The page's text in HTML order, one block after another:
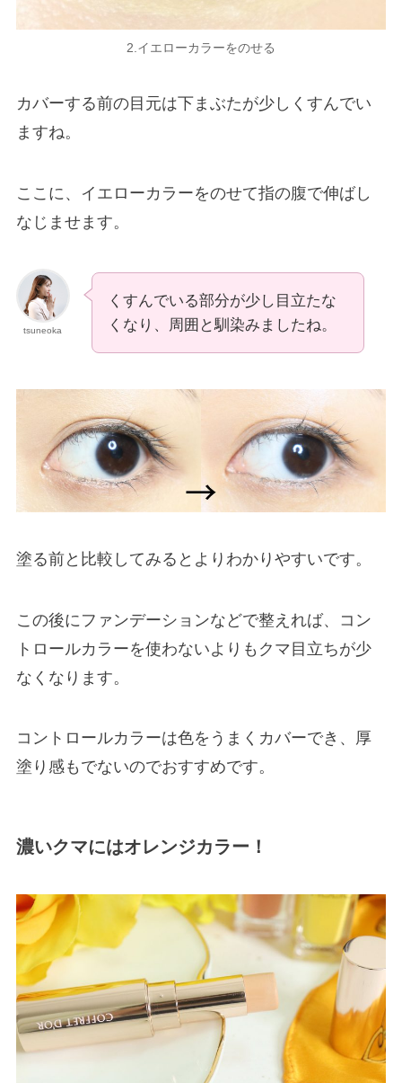
2.イエローカラーをのせる
カバーする前の目元は下まぶたが少しくすんでい
ますね。
ここに、イエローカラーをのせて指の腹で伸ばし
なじませます。
tsuneoka
くすんでいる部分が少し目立たな
くなり、周囲と馴染みましたね。
塗る前と比較してみるとよりわかりやすいです。
この後にファンデーションなどで整えれば、コン
トロールカラーを使わないよりもクマ目立ちが少
なくなります。
コントロールカラーは色をうまくカバーでき、厚
塗り感もでないのでおすすめです。
濃いクマにはオレンジカラー！